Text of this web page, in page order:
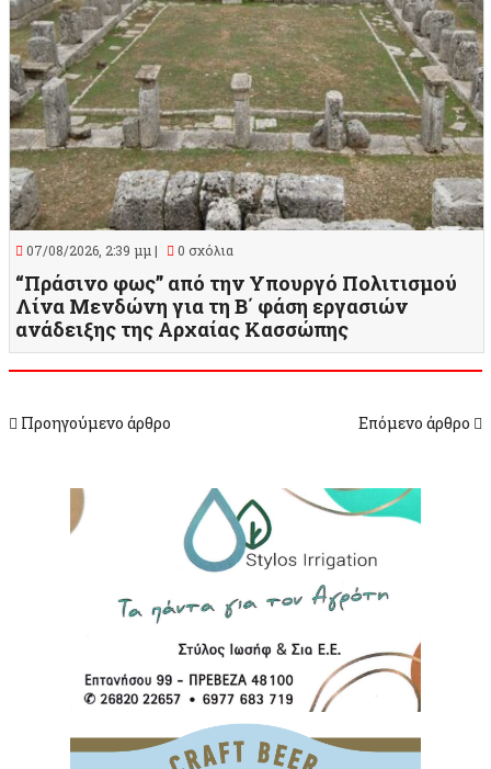
07/08/2026, 2:39 μμ | 0 σχόλια
“Πράσινο φως” από την Υπουργό Πολιτισμού
Λίνα Μενδώνη για τη Β΄ φάση εργασιών
ανάδειξης της Αρχαίας Κασσώπης
Προηγούμενο άρθρο Επόμενο άρθρο